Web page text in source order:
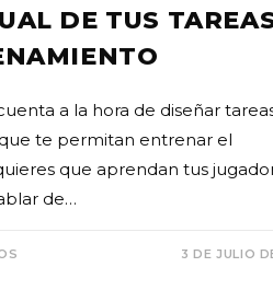
DE TUS
a la hora de diseñar
te permitan entrenar el
que aprendan tus
de…
3 DE JULIO